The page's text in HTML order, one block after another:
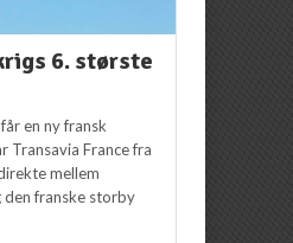
6. største
en ny fransk
Transavia France fra
mellem
den franske storby